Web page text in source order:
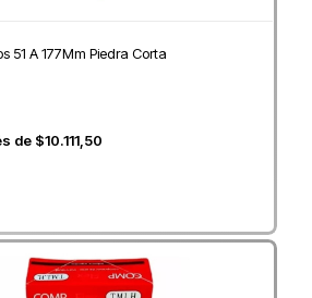
51 A 177Mm Piedra Corta
de $10.111,50